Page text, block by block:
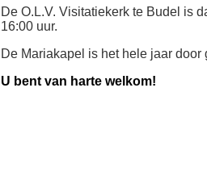
De O.L.V. Visitatiekerk te Budel is
16:00 uur.
De Mariakapel is het hele jaar
U bent van harte welkom!